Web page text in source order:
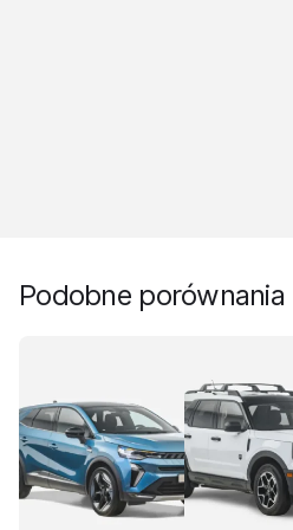
Podobne porównania